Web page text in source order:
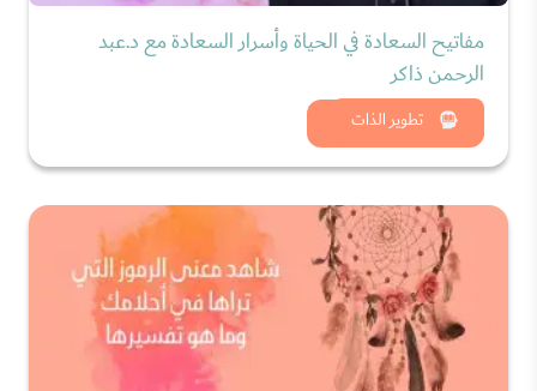
تطوير الذات
مفاتيح السعادة في الحياة وأسرار السعادة مع د.عبد
الرحمن ذاكر
شاهد الان